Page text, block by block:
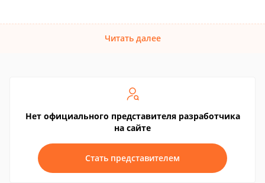
Читать далее
Нет официального представителя разработчика
на сайте
Стать представителем